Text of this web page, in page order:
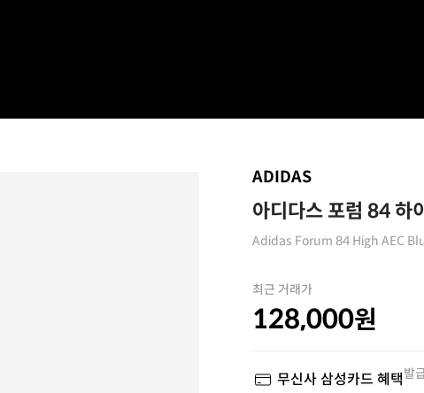
ADIDAS
아디다스 포럼 84 하
Adidas Forum 84 High AEC
최근 거래가
128,000원
무신사 삼성카드 혜택발